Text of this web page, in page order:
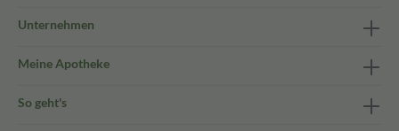
Unternehmen
Meine Apotheke
So geht's